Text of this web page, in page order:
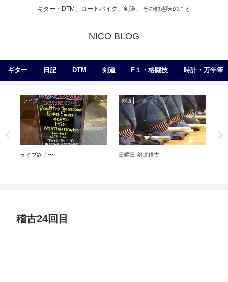
ギター・DTM、ロードバイク、剣道、その他趣味のこと
NICO BLOG
ギター 日記 DTM 剣道 F１・格闘技 時計・万年筆
ライブ
ライブ終了〜
剣道
日曜日 剣道稽古
稽古24回目